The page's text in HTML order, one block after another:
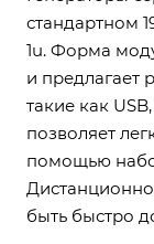
стандартном
1u. Форма
и предлагает
такие как
позволяет
помощью
быть быстро